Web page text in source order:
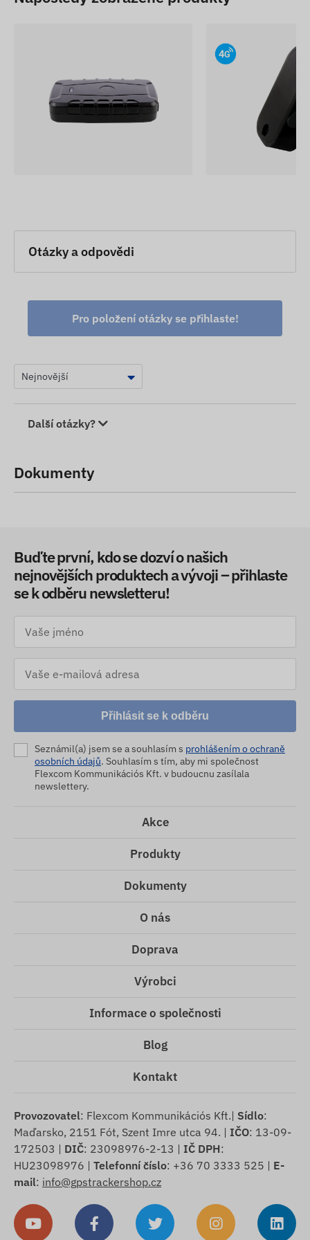
Bezpečnostní objímky jsou dokonale vhodné pro
upevnění různých zařízení na koloběžky v
situacích, kde se hliníkový materiál a kvalitní
příslušenství postarají o dlouhou životnost.
Popisy zařízení a obrázky na webových stránkách
Otázky a odpovědi
Pro položení otázky se přihlaste!
Další otázky?
Dokumenty
Buďte první, kdo se dozví o našich
nejnovějších produktech a vývoji – přihlaste
se k odběru newsletteru!
Přihlásit se k odběru
Seznámil(a) jsem se a souhlasím s prohlášením o ochraně
osobních údajů. Souhlasím s tím, aby mi společnost
Flexcom Kommunikációs Kft. v budoucnu zasílala
newslettery.
Akce
Produkty
Dokumenty
O nás
Doprava
Výrobci
Informace o společnosti
Blog
Kontakt
Provozovatel: Flexcom Kommunikációs Kft.| Sídlo:
Maďarsko, 2151 Fót, Szent Imre utca 94. | IČO: 13-09-
172503 | DIČ: 23098976-2-13 | IČ DPH:
HU23098976 | Telefonní číslo: +36 70 3333 525 | E-
mail: info@gpstrackershop.cz